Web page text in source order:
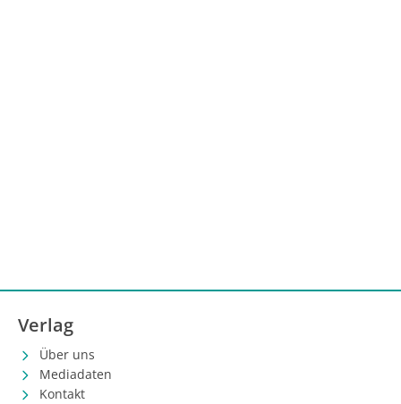
Verlag
Über uns
Mediadaten
Kontakt